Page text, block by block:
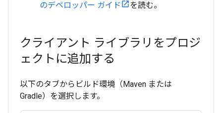
のデベロッパー ガイド
を読む。
クライアント ライブラリをプロジ
ェクトに追加する
以下のタブからビルド環境（Maven または
Gradle）を選択します。